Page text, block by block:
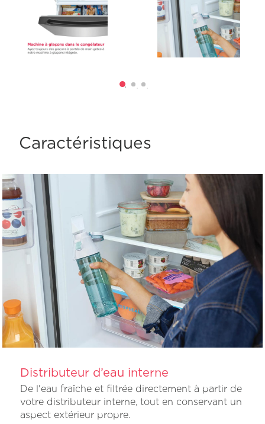
Caractéristiques
Distributeur d’eau interne
De l'eau fraîche et filtrée directement à partir de
votre distributeur interne, tout en conservant un
aspect extérieur propre.